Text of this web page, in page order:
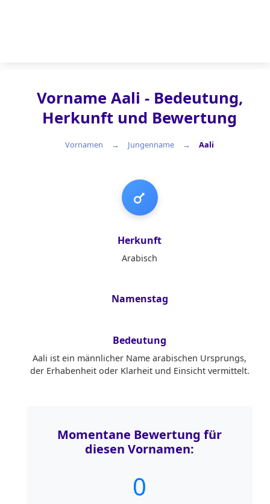
Vorname Aali - Bedeutung,
Herkunft und Bewertung
Vornamen Jungenname Aali
Jungenname
Herkunft
Arabisch
Namenstag
Bedeutung
Aali ist ein männlicher Name arabischen Ursprungs,
der Erhabenheit oder Klarheit und Einsicht vermittelt.
Momentane Bewertung für
diesen Vornamen:
0